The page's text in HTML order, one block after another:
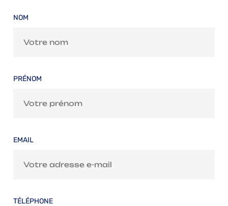
NOM
PRÉNOM
EMAIL
TÉLÉPHONE